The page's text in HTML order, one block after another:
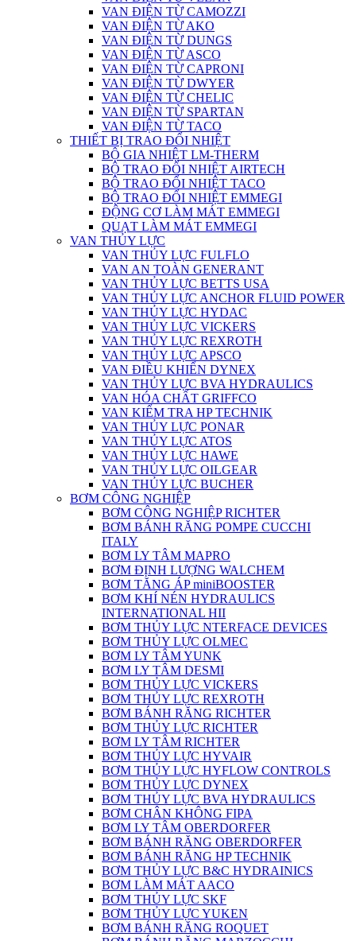
VAN ĐIỆN TỪ CAMOZZI
VAN ĐIỆN TỪ AKO
VAN ĐIỆN TỪ DUNGS
VAN ĐIỆN TỪ ASCO
VAN ĐIỆN TỪ CAPRONI
VAN ĐIỆN TỪ DWYER
VAN ĐIỆN TỪ CHELIC
VAN ĐIỆN TỪ SPARTAN
VAN ĐIỆN TỪ TACO
THIẾT BỊ TRAO ĐỔI NHIỆT
BỘ GIA NHIỆT LM-THERM
BỘ TRAO ĐỔI NHIỆT AIRTECH
BỘ TRAO ĐỔI NHIỆT TACO
BỘ TRAO ĐỔI NHIỆT EMMEGI
ĐỘNG CƠ LÀM MÁT EMMEGI
QUẠT LÀM MÁT EMMEGI
VAN THỦY LỰC
VAN THỦY LỰC FULFLO
VAN AN TOÀN GENERANT
VAN THỦY LỰC BETTS USA
VAN THỦY LỰC ANCHOR FLUID POWER
VAN THỦY LỰC HYDAC
VAN THỦY LỰC VICKERS
VAN THỦY LỰC REXROTH
VAN THỦY LỰC APSCO
VAN ĐIỀU KHIỂN DYNEX
VAN THỦY LỰC BVA HYDRAULICS
VAN HÓA CHẤT GRIFFCO
VAN KIỂM TRA HP TECHNIK
VAN THỦY LỰC PONAR
VAN THỦY LỰC ATOS
VAN THỦY LỰC HAWE
VAN THỦY LỰC OILGEAR
VAN THỦY LỰC BUCHER
BƠM CÔNG NGHIỆP
BƠM CÔNG NGHIỆP RICHTER
BƠM BÁNH RĂNG POMPE CUCCHI
ITALY
BƠM LY TÂM MAPRO
BƠM ĐỊNH LƯỢNG WALCHEM
BƠM TĂNG ÁP miniBOOSTER
BƠM KHÍ NÉN HYDRAULICS
INTERNATIONAL HII
BƠM THỦY LỰC NTERFACE DEVICES
BƠM THỦY LỰC OLMEC
BƠM LY TÂM YUNK
BƠM LY TÂM DESMI
BƠM THỦY LỰC VICKERS
BƠM THỦY LỰC REXROTH
BƠM BÁNH RĂNG RICHTER
BƠM THỦY LỰC RICHTER
BƠM LY TÂM RICHTER
BƠM THỦY LỰC HYVAIR
BƠM THỦY LỰC HYFLOW CONTROLS
BƠM THỦY LỰC DYNEX
BƠM THỦY LỰC BVA HYDRAULICS
BƠM CHÂN KHÔNG FIPA
BƠM LY TÂM OBERDORFER
BƠM BÁNH RĂNG OBERDORFER
BƠM BÁNH RĂNG HP TECHNIK
BƠM THỦY LỰC B&C HYDRAINICS
BƠM LÀM MÁT AACO
BƠM THỦY LỰC SKF
BƠM THỦY LỰC YUKEN
BƠM BÁNH RĂNG ROQUET